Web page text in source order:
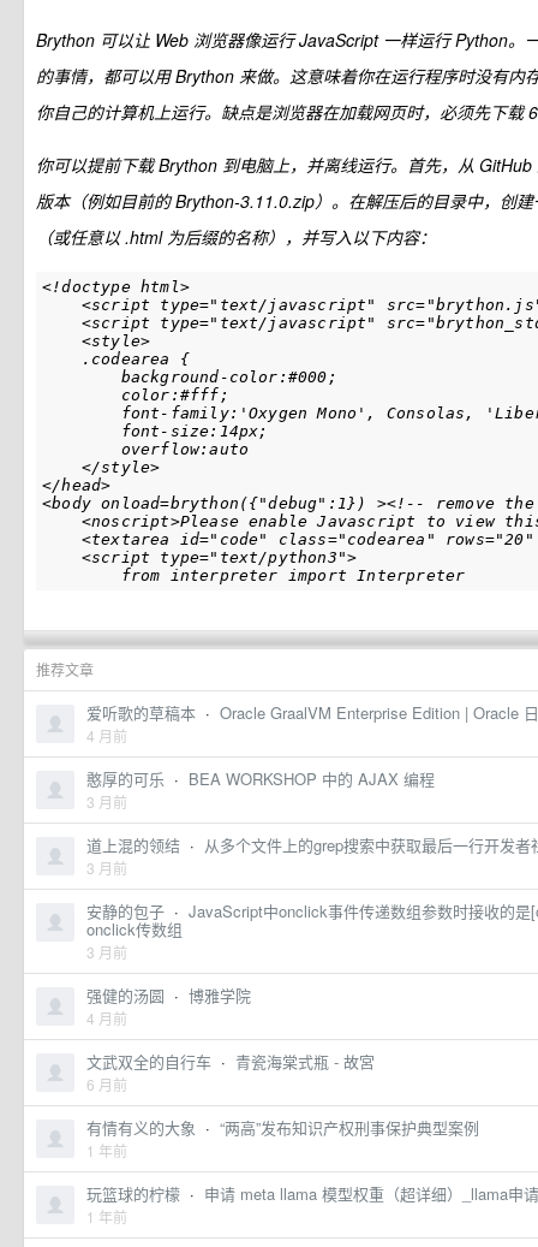
Brython 可以让 Web 浏览器像运行 JavaScript 一样运行 Python。
的事情，都可以用 Brython 来做。这意味着你在运行程序时没有内
你自己的计算机上运行。缺点是浏览器在加载网页时，必须先下载
你可以提前下载 Brython 到电脑上，并离线运行。首先，从
版本（例如目前的 Brython-3.11.0.zip）。在解压后的目录中，创
（或任意以 .html 为后缀的名称），并写入以下内容：
<!doctype html>
<script type="text/javascript"
<script type="text/javascript"
<style>
.codearea {
background-color:#000;
color:#fff;
font-family:'Oxygen Mono', Consolas,
font-size:14px;
overflow:auto
</style>
</head>
<body onload=brython({"debug":1}) ><!-- remove
<noscript>Please enable Javascript to view
<textarea id="code" class="codearea" rows="20"
<script type="text/python3">
推荐文章
爱听歌的草稿本 · Oracle GraalVM Enterprise Edition | Oracle
4 月前
憨厚的可乐 · BEA WORKSHOP 中的 AJAX 编程
3 月前
道上混的领结 · 从多个文件上的grep搜索中获取最后一行开发者
3 月前
安静的包子 · JavaScript中onclick事件传递数组参数时接收的
onclick传数组
3 月前
强健的汤圆 · 博雅学院
4 月前
文武双全的自行车 · 青瓷海棠式瓶 - 故宮
6 月前
有情有义的大象 · “两高”发布知识产权刑事保护典型案例
1 年前
玩篮球的柠檬 · 申请 meta llama 模型权重（超详细）_llama申
1 年前